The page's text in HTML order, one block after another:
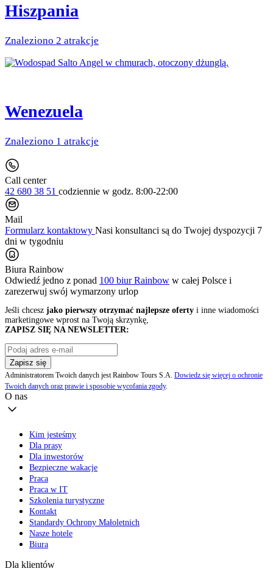
Hiszpania
Znaleziono 2 atrakcje
Wenezuela
Znaleziono 1 atrakcje
Call center
42 680 38 51 codziennie w godz. 8:00-22:00
Mail
Formularz kontaktowy Nasi konsultanci są do Twojej dyspozycji 7
dni w tygodniu
Biura Rainbow
Odwiedź jedno z ponad 100 biur Rainbow w całej Polsce i
zarezerwuj swój wymarzony urlop
Jeśli chcesz jako pierwszy otrzymać najlepsze oferty i inne wiadomości
marketingowe wprost na Twoją skrzynkę,
ZAPISZ SIĘ NA NEWSLETTER:
Zapisz się
Administratorem Twoich danych jest Rainbow Tours S.A. Dowiedz się więcej o ochronie
Twoich danych oraz prawie i sposobie wycofania zgody.
O nas
Kim jesteśmy
Dla prasy
Dla inwestorów
Bezpieczne wakacje
Praca
Praca w IT
Szkolenia turystyczne
Kontakt
Standardy Ochrony Małoletnich
Nasze hotele
Biura
Dla klientów